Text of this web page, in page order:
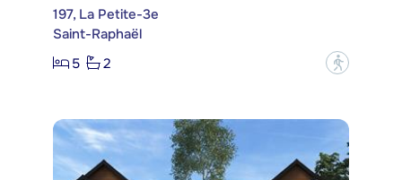
197, La Petite-3e
Saint-Raphaël
5
2 ?